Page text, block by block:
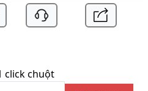
click chuột